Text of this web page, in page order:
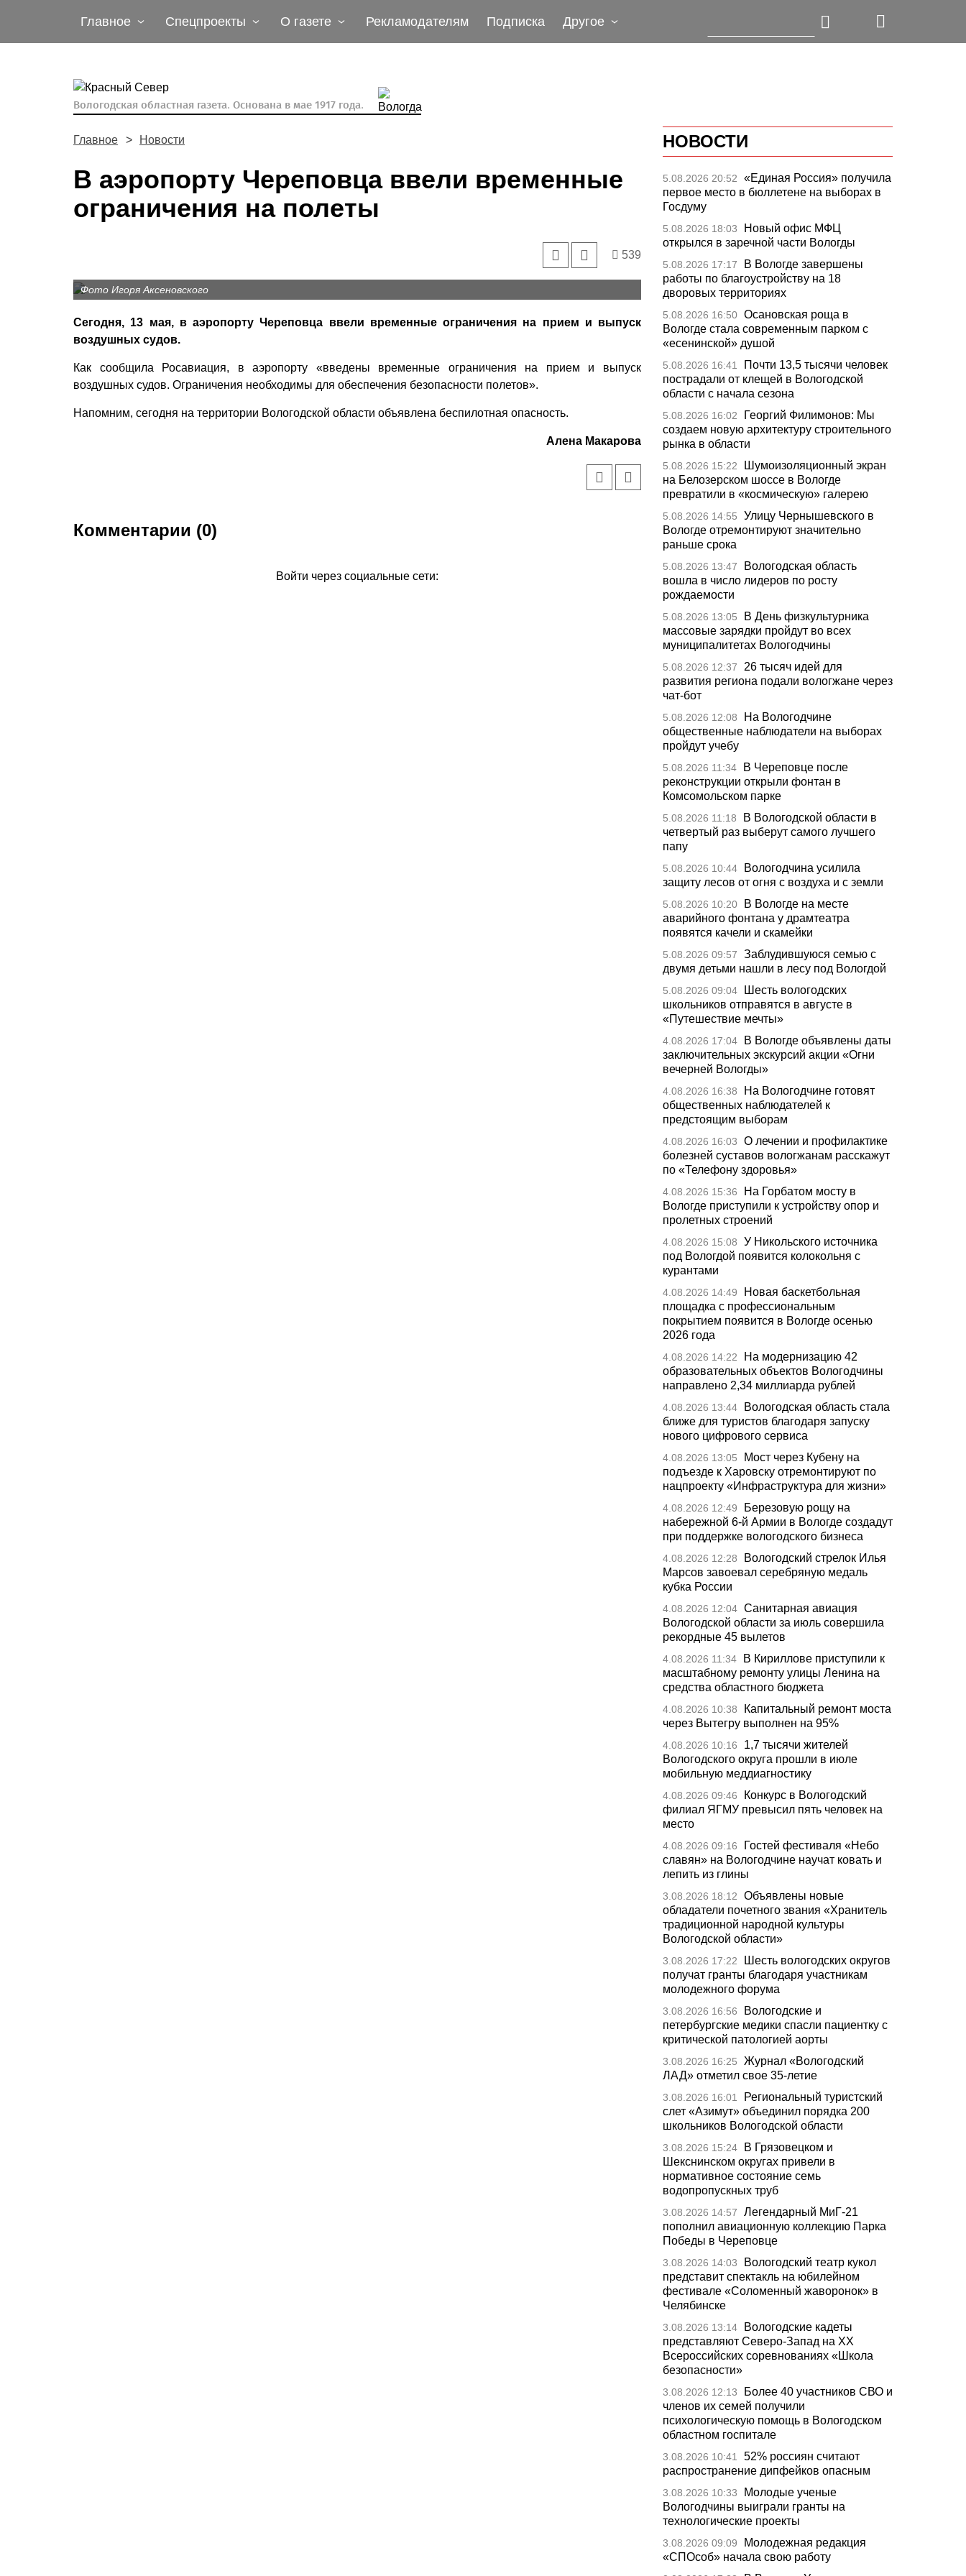
Главное Спецпроекты О газете Рекламодателям Подписка Другое
Вологодская областная газета. Основана в мае 1917 года.
Главное Новости
В аэропорту Череповца ввели временные
ограничения на полеты
539
Фото Игоря Аксеновского
Сегодня, 13 мая, в аэропорту Череповца ввели временные ограничения на прием и выпуск
воздушных судов.
Как сообщила Росавиация, в аэропорту «введены временные ограничения на прием и выпуск
воздушных судов. Ограничения необходимы для обеспечения безопасности полетов».
Напомним, сегодня на территории Вологодской области объявлена беспилотная опасность.
Алена Макарова
Комментарии (0)
Войти через социальные сети:
НОВОСТИ
5.08.2026 20:52
«Единая Россия» получила
первое место в бюллетене на выборах в
Госдуму
5.08.2026 18:03
Новый офис МФЦ
открылся в заречной части Вологды
5.08.2026 17:17
В Вологде завершены
работы по благоустройству на 18
дворовых территориях
5.08.2026 16:50 Осановская роща в
Вологде стала современным парком с
«есенинской» душой
5.08.2026 16:41
Почти 13,5 тысячи человек
пострадали от клещей в Вологодской
области с начала сезона
5.08.2026 16:02
Георгий Филимонов: Мы
создаем новую архитектуру строительного
рынка в области
5.08.2026 15:22
Шумоизоляционный экран
на Белозерском шоссе в Вологде
превратили в «космическую» галерею
5.08.2026 14:55
Улицу Чернышевского в
Вологде отремонтируют значительно
раньше срока
5.08.2026 13:47
Вологодская область
вошла в число лидеров по росту
рождаемости
5.08.2026 13:05
В День физкультурника
массовые зарядки пройдут во всех
муниципалитетах Вологодчины
5.08.2026 12:37
26 тысяч идей для
развития региона подали вологжане через
чат-бот
5.08.2026 12:08
На Вологодчине
общественные наблюдатели на выборах
пройдут учебу
5.08.2026 11:34
В Череповце после
реконструкции открыли фонтан в
Комсомольском парке
5.08.2026 11:18
В Вологодской области в
четвертый раз выберут самого лучшего
папу
5.08.2026 10:44
Вологодчина усилила
защиту лесов от огня с воздуха и с земли
5.08.2026 10:20
В Вологде на месте
аварийного фонтана у драмтеатра
появятся качели и скамейки
5.08.2026 09:57
Заблудившуюся семью с
двумя детьми нашли в лесу под Вологдой
5.08.2026 09:04
Шесть вологодских
школьников отправятся в августе в
«Путешествие мечты»
4.08.2026 17:04
В Вологде объявлены даты
заключительных экскурсий акции «Огни
вечерней Вологды»
4.08.2026 16:38
На Вологодчине готовят
общественных наблюдателей к
предстоящим выборам
4.08.2026 16:03
О лечении и профилактике
болезней суставов вологжанам расскажут
по «Телефону здоровья»
4.08.2026 15:36
На Горбатом мосту в
Вологде приступили к устройству опор и
пролетных строений
4.08.2026 15:08
У Никольского источника
под Вологдой появится колокольня с
курантами
4.08.2026 14:49
Новая баскетбольная
площадка с профессиональным
покрытием появится в Вологде осенью
2026 года
4.08.2026 14:22
На модернизацию 42
образовательных объектов Вологодчины
направлено 2,34 миллиарда рублей
4.08.2026 13:44
Вологодская область стала
ближе для туристов благодаря запуску
нового цифрового сервиса
4.08.2026 13:05
Мост через Кубену на
подъезде к Харовску отремонтируют по
нацпроекту «Инфраструктура для жизни»
4.08.2026 12:49
Березовую рощу на
набережной 6-й Армии в Вологде создадут
при поддержке вологодского бизнеса
4.08.2026 12:28
Вологодский стрелок Илья
Марсов завоевал серебряную медаль
кубка России
4.08.2026 12:04 Санитарная авиация
Вологодской области за июль совершила
рекордные 45 вылетов
4.08.2026 11:34
В Кириллове приступили к
масштабному ремонту улицы Ленина на
средства областного бюджета
4.08.2026 10:38
Капитальный ремонт моста
через Вытегру выполнен на 95%
4.08.2026 10:16
1,7 тысячи жителей
Вологодского округа прошли в июле
мобильную меддиагностику
4.08.2026 09:46
Конкурс в Вологодский
филиал ЯГМУ превысил пять человек на
место
4.08.2026 09:16
Гостей фестиваля «Небо
славян» на Вологодчине научат ковать и
лепить из глины
3.08.2026 18:12
Объявлены новые
обладатели почетного звания «Хранитель
традиционной народной культуры
Вологодской области»
3.08.2026 17:22
Шесть вологодских округов
получат гранты благодаря участникам
молодежного форума
3.08.2026 16:56
Вологодские и
петербургские медики спасли пациентку с
критической патологией аорты
3.08.2026 16:25
Журнал «Вологодский
ЛАД» отметил свое 35-летие
3.08.2026 16:01
Региональный туристский
слет «Азимут» объединил порядка 200
школьников Вологодской области
3.08.2026 15:24
В Грязовецком и
Шекснинском округах привели в
нормативное состояние семь
водопропускных труб
3.08.2026 14:57
Легендарный МиГ-21
пополнил авиационную коллекцию Парка
Победы в Череповце
3.08.2026 14:03
Вологодский театр кукол
представит спектакль на юбилейном
фестивале «Соломенный жаворонок» в
Челябинске
3.08.2026 13:14
Вологодские кадеты
представляют Северо-Запад на XX
Всероссийских соревнованиях «Школа
безопасности»
3.08.2026 12:13
Более 40 участников СВО и
членов их семей получили
психологическую помощь в Вологодском
областном госпитале
3.08.2026 10:41
52% россиян считают
распространение дипфейков опасным
3.08.2026 10:33
Молодые ученые
Вологодчины выиграли гранты на
технологические проекты
3.08.2026 09:09
Молодежная редакция
«СПОсоб» начала свою работу